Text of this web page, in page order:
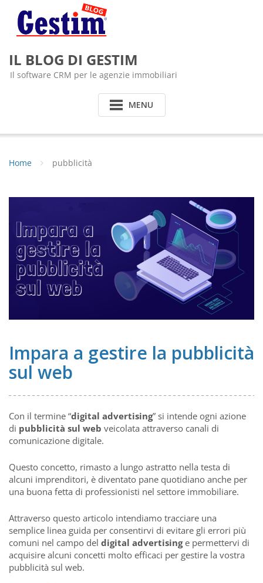
content
IL BLOG DI GESTIM
Il software CRM per le agenzie immobiliari
MENU
Home pubblicità
Impara a gestire la pubblicità
sul web
Con il termine “digital advertising” si intende ogni azione
di pubblicità sul web veicolata attraverso canali di
comunicazione digitale.
Questo concetto, rimasto a lungo astratto nella testa di
alcuni imprenditori, è diventato pane quotidiano anche per
una buona fetta di professionisti nel settore immobiliare.
Attraverso questo articolo intendiamo tracciare una
semplice linea guida per consentirvi di evitare gli errori più
comuni nel campo del digital advertisinge permettervi di
acquisire alcuni concetti molto efficaci per gestire la vostra
pubblicità sul web.